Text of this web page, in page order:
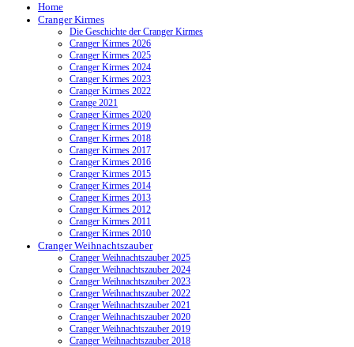
Home
Cranger Kirmes
Die Geschichte der Cranger Kirmes
Cranger Kirmes 2026
Cranger Kirmes 2025
Cranger Kirmes 2024
Cranger Kirmes 2023
Cranger Kirmes 2022
Crange 2021
Cranger Kirmes 2020
Cranger Kirmes 2019
Cranger Kirmes 2018
Cranger Kirmes 2017
Cranger Kirmes 2016
Cranger Kirmes 2015
Cranger Kirmes 2014
Cranger Kirmes 2013
Cranger Kirmes 2012
Cranger Kirmes 2011
Cranger Kirmes 2010
Cranger Weihnachtszauber
Cranger Weihnachtszauber 2025
Cranger Weihnachtszauber 2024
Cranger Weihnachtszauber 2023
Cranger Weihnachtszauber 2022
Cranger Weihnachtszauber 2021
Cranger Weihnachtszauber 2020
Cranger Weihnachtszauber 2019
Cranger Weihnachtszauber 2018